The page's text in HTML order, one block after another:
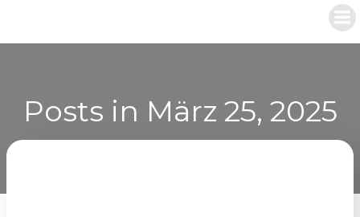
springen
Posts in März 25, 2025